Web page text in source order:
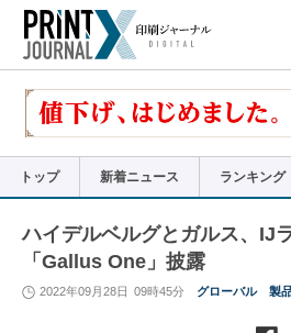
で
リ
トップ 新着ニュース ランキング
ハイデルベルグとガルス、IJ
「Gallus One」披露
2022年09月28日 09時45分 グローバル 製